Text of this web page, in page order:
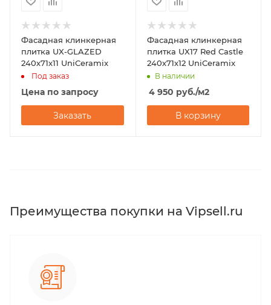
Фасадная клинкерная
плитка UX-GLAZED
240х71х11 UniCeramix
Под заказ
Цена по запросу
Заказать
Фасадная клинкерная
плитка UX17 Red Castle
240х71х12 UniCeramix
В наличии
4 950 руб./м2
В корзину
Преимущества покупки на Vipsell.ru